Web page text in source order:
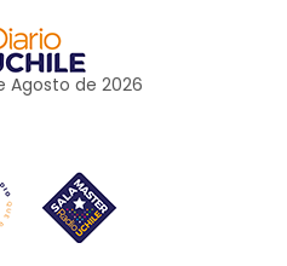
Agosto de 2026